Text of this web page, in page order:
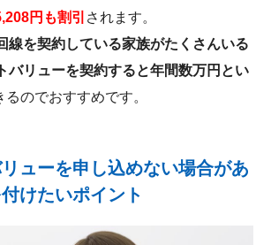
円も割引 されます。
線を契約している家族がたくさんいる
バリューを契約すると年間数万円とい
るのでおすすめです。
ューを申し込めない場合があ
けたいポイント